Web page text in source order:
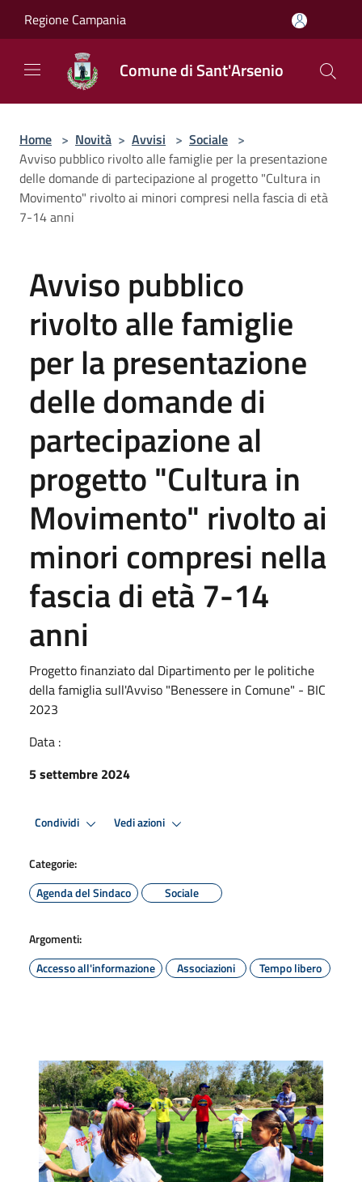
Regione Campania
Comune di Sant'Arsenio
Home > Novità > Avvisi > Sociale >
Avviso pubblico rivolto alle famiglie per la presentazione
delle domande di partecipazione al progetto "Cultura in
Movimento" rivolto ai minori compresi nella fascia di età
7-14 anni
Avviso pubblico
rivolto alle famiglie
per la presentazione
delle domande di
partecipazione al
progetto "Cultura in
Movimento" rivolto ai
minori compresi nella
fascia di età 7-14
anni
Progetto finanziato dal Dipartimento per le politiche
della famiglia sull'Avviso "Benessere in Comune" - BIC
2023
Data :
5 settembre 2024
Condividi Vedi azioni
Categorie:
Agenda del Sindaco
Sociale
Argomenti:
Accesso all'informazione
Associazioni Tempo libero